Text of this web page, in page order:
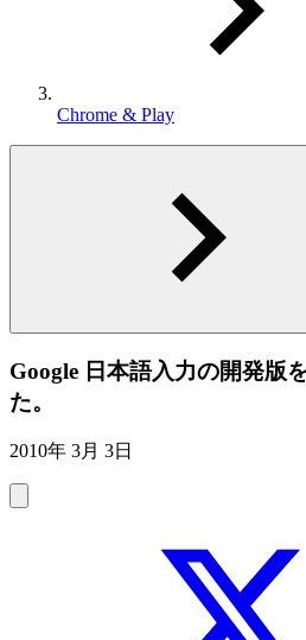
Chrome & Play
Google 日本語入力の開発版
た。
2010年 3月 3日